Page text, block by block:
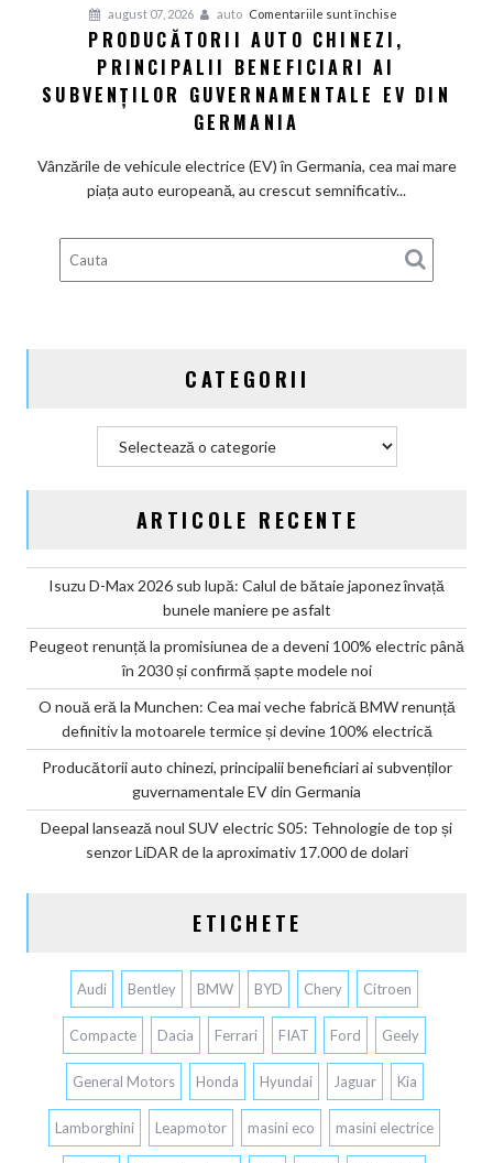
100%
august 07, 2026 auto Comentariile sunt închise
chinezi,
din
Germania
PRODUCĂTORII AUTO CHINEZI,
PRINCIPALII BENEFICIARI AI
SUBVENȚILOR GUVERNAMENTALE EV DIN
GERMANIA
Vânzările de vehicule electrice (EV) în Germania, cea mai mare
piața auto europeană, au crescut semnificativ...
CATEGORII
ARTICOLE RECENTE
Isuzu D-Max 2026 sub lupă: Calul de bătaie japonez învață
bunele maniere pe asfalt
Peugeot renunță la promisiunea de a deveni 100% electric până
în 2030 și confirmă șapte modele noi
O nouă eră la Munchen: Cea mai veche fabrică BMW renunță
definitiv la motoarele termice și devine 100% electrică
Producătorii auto chinezi, principalii beneficiari ai subvenților
guvernamentale EV din Germania
Deepal lansează noul SUV electric S05: Tehnologie de top și
senzor LiDAR de la aproximativ 17.000 de dolari
ETICHETE
Audi Bentley BMW BYD Chery Citroen
Compacte Dacia Ferrari FIAT Ford Geely
General Motors Honda Hyundai Jaguar Kia
Lamborghini Leapmotor masini eco masini electrice